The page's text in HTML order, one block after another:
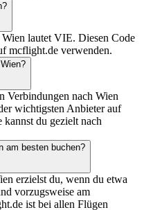
lautet VIE. Diesen Code
mcflight.de verwenden.
Verbindungen nach Wien
wichtigsten Anbieter auf
du gezielt nach
am besten buchen?
erzielst du, wenn du etwa
vorzugsweise am
ist bei allen Flügen